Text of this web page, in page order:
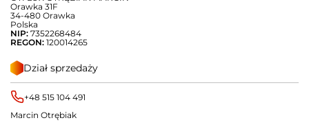
Orawka 31F
34-480 Orawka
Polska
NIP: 7352268484
REGON: 120014265
Dział sprzedaży
+48 515 104 491
Marcin Otrębiak